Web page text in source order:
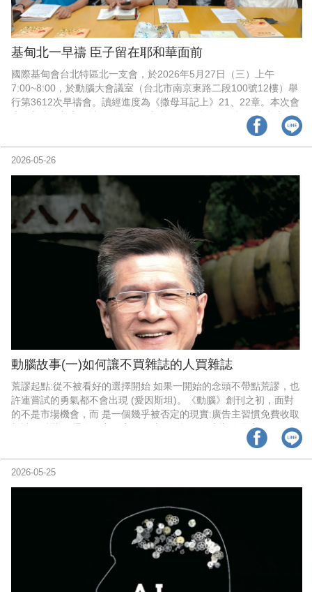
基甸北一早禱 臣子留在耶和華面前
國際基甸會台北特區北一支會，於2026年5月27日（三）上午
7:00~8:00，於動腦大會議室（台北市南京東路二段100號12樓）舉
行第3612次早禱會。讀經進度為《撒母耳記上》21、22章。本次會
也為新會員加入代禱；為離島各支會，包括金門、馬祖、澎湖支會
動腦故事(一)如何讓不買雜誌的人買雜誌
荒謬起點:從不被看好的選擇開始 如果一開始的念頭不帶點荒謬，也
許連嘗試的勇氣都不會出現 (愛因斯坦)。《動腦》創刊之初，面對
的不是市場機會，而 是一個幾乎被否定的現實:廣告主習慣免費收取
雜誌，精裝、 燙金、主動寄送，成為行規。在這樣的環境下，開口
要求付費， 幾乎等同於自斷生路。然而，《動腦》選擇反其道而
2026-05-26
2026-05-25